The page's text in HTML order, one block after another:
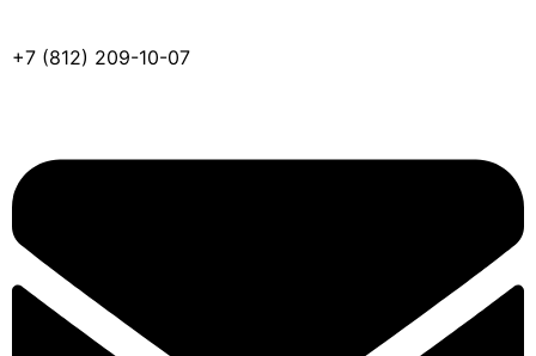
+7 (812) 209-10-07